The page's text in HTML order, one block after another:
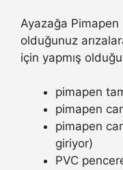
Ayazağa Pimapen
olduğunuz
için yapmış
pimapen
pimapen
pimapen
giriyor)
PVC